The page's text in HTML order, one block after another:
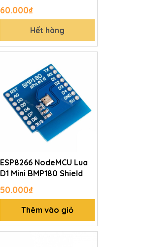
60.000₫
Hết hàng
ESP8266 NodeMCU Lua
D1 Mini BMP180 Shield
50.000₫
Thêm vào giỏ